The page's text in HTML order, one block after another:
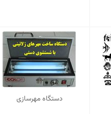
دستگاه مهرسازی